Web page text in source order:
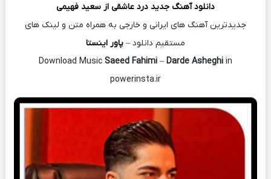
دانلود آهنگ جدید درد عاشقی از سعید فهیمی
جدیدترین آهنگ های ایرانی و خارجی به همراه متن و لینک های
مستقیم دانلود – پاور اینستا
Saeed Fahimi– Darde Asheghi in
powerinsta.ir